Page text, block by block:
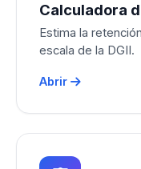
Calculadora
Estima la
escala de la DGII.
Abrir